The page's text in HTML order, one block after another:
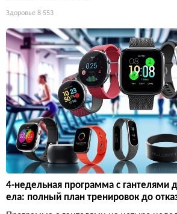
Здоровье 8 553
4-недельная программа с гантелями
ела: полный план тренировок до